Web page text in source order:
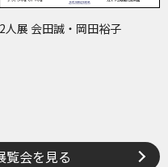
2人展 会田誠・岡田裕子
覧会を見る